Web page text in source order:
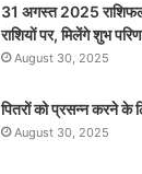
31 अगस्त 2025
राशियों पर, मिलेंगे शुभ
August 30, 2025
पितरों को प्रसन्न करने के
August 30, 2025